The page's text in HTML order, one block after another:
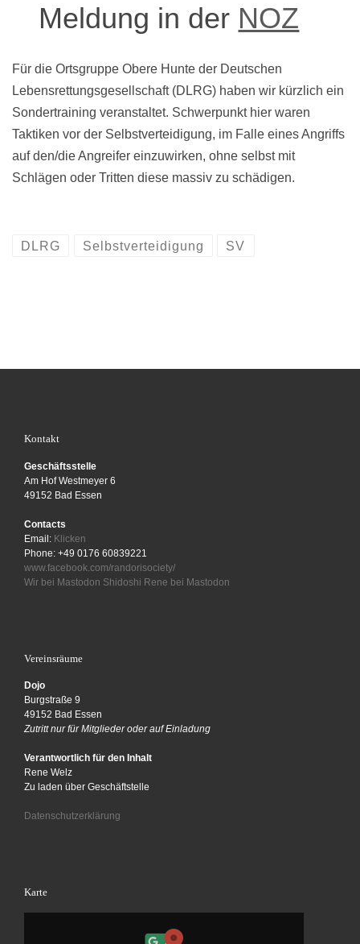
Meldung in der NOZ
Für die Ortsgruppe Obere Hunte der Deutschen
Lebensrettungsgesellschaft (DLRG) haben wir kürzlich ein
Sondertraining veranstaltet. Schwerpunkt hier waren
Taktiken vor der Selbstverteidigung, im Falle eines Angriffs
auf den/die Angreifer einzuwirken, ohne selbst mit
Schlägen oder Tritten diese massiv zu schädigen.
DLRG Selbstverteidigung SV
Kontakt
Geschäftsstelle
Am Hof Westmeyer 6
49152 Bad Essen
Contacts
Email: Klicken
Phone: +49 0176 60839221
www.facebook.com/randorisociety/
Wir bei Mastodon Shidoshi Rene bei Mastodon
Vereinsräume
Dojo
Burgstraße 9
49152 Bad Essen
Zutritt nur für Mitglieder oder auf Einladung
Verantwortlich für den Inhalt
Rene Welz
Zu laden über Geschäftstelle
Datenschutzerklärung
Karte